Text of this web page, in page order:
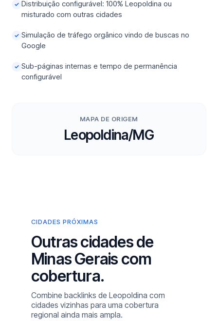
✓ Distribuição configurável: 100% Leopoldina ou
misturado com outras cidades
✓ Simulação de tráfego orgânico vindo de buscas no
Google
✓ Sub-páginas internas e tempo de permanência
configurável
MAPA DE ORIGEM
Leopoldina/MG
CIDADES PRÓXIMAS
Outras cidades de
Minas Gerais com
cobertura.
Combine backlinks de Leopoldina com
cidades vizinhas para uma cobertura
regional ainda mais ampla.